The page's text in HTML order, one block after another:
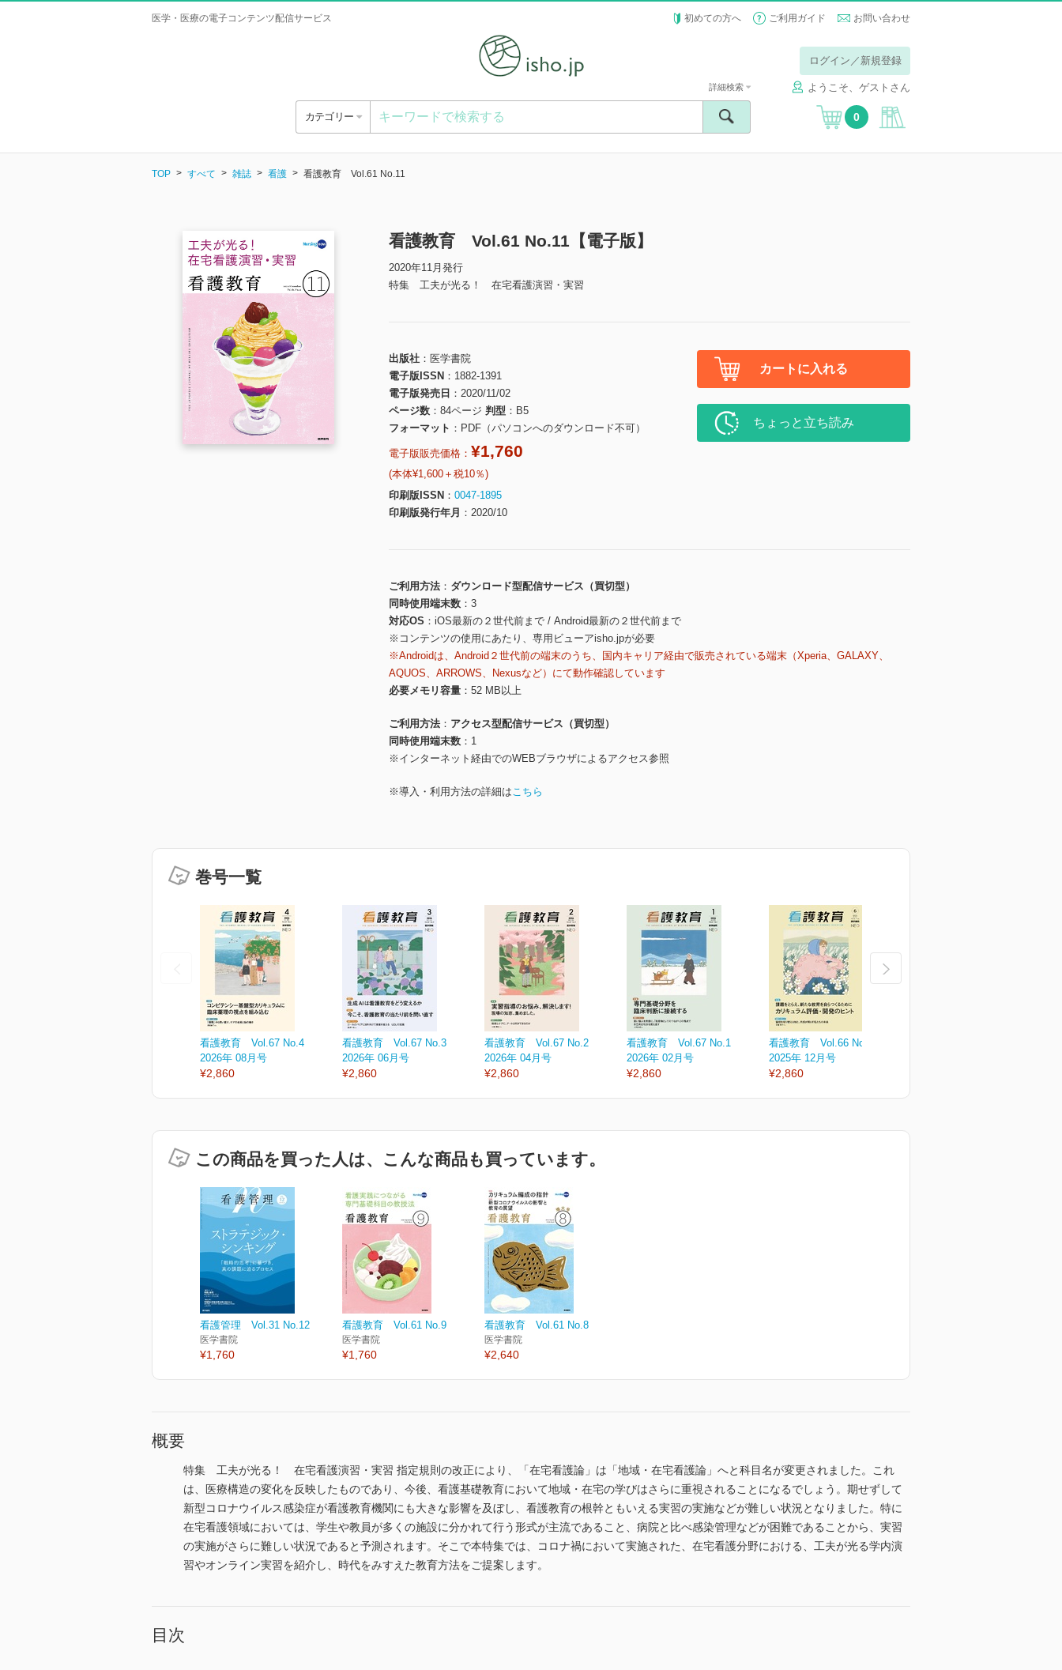
医学・医療の電子コンテンツ配信サービス 初めての方へ ご利用ガイド お問い合わせ
ログイン／新規登録
ようこそ、ゲストさん
カテゴリー
詳細検索
0
TOP すべて 雑誌 看護 看護教育 Vol.61 No.11
看護教育 Vol.61 No.11【電子版】
2020年11月発行
特集 工夫が光る！ 在宅看護演習・実習
出版社
医学書院
電子版ISSN
1882-1391
電子版発売日
2020/11/02
ページ数
84ページ 判型
B5
フォーマット
PDF（パソコンへのダウンロード不可）
電子版販売価格： ¥1,760
(本体¥1,600＋税10％)
印刷版ISSN
0047-1895
印刷版発行年月
2020/10
カートに入れる
ちょっと立ち読み
ご利用方法
ダウンロード型配信サービス（買切型）
同時使用端末数
3
対応OS
iOS最新の２世代前まで / Android最新の２世代前まで
※コンテンツの使用にあたり、専用ビューアisho.jpが必要
※Androidは、Android２世代前の端末のうち、国内キャリア経由で販売されている端末（Xperia、GALAXY、
AQUOS、ARROWS、Nexusなど）にて動作確認しています
必要メモリ容量
52 MB以上
ご利用方法
アクセス型配信サービス（買切型）
同時使用端末数
1
※インターネット経由でのWEBブラウザによるアクセス参照
※導入・利用方法の詳細はこちら
巻号一覧
看護教育 Vol.67 No.4
2026年 08月号
¥2,860
看護教育 Vol.67 No.3
2026年 06月号
¥2,860
看護教育 Vol.67 No.2
2026年 04月号
¥2,860
看護教育 Vol.67 No.1
2026年 02月号
¥2,860
看護教育 Vol.66 No.6
2025年 12月号
¥2,860
この商品を買った人は、こんな商品も買っています。
看護管理 Vol.31 No.12
医学書院
¥1,760
看護教育 Vol.61 No.9
医学書院
¥1,760
看護教育 Vol.61 No.8
医学書院
¥2,640
概要
特集 工夫が光る！ 在宅看護演習・実習 指定規則の改正により、「在宅看護論」は「地域・在宅看護論」へと科目名が変更されました。これ
は、医療構造の変化を反映したものであり、今後、看護基礎教育において地域・在宅の学びはさらに重視されることになるでしょう。期せずして
新型コロナウイルス感染症が看護教育機関にも大きな影響を及ぼし、看護教育の根幹ともいえる実習の実施などが難しい状況となりました。特に
在宅看護領域においては、学生や教員が多くの施設に分かれて行う形式が主流であること、病院と比べ感染管理などが困難であることから、実習
の実施がさらに難しい状況であると予測されます。そこで本特集では、コロナ禍において実施された、在宅看護分野における、工夫が光る学内演
習やオンライン実習を紹介し、時代をみすえた教育方法をご提案します。
目次